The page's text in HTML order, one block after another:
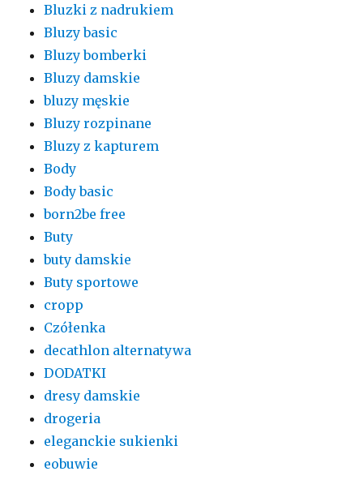
Bluzki z nadrukiem
Bluzy basic
Bluzy bomberki
Bluzy damskie
bluzy męskie
Bluzy rozpinane
Bluzy z kapturem
Body
Body basic
born2be free
Buty
buty damskie
Buty sportowe
cropp
Czółenka
decathlon alternatywa
DODATKI
dresy damskie
drogeria
eleganckie sukienki
eobuwie